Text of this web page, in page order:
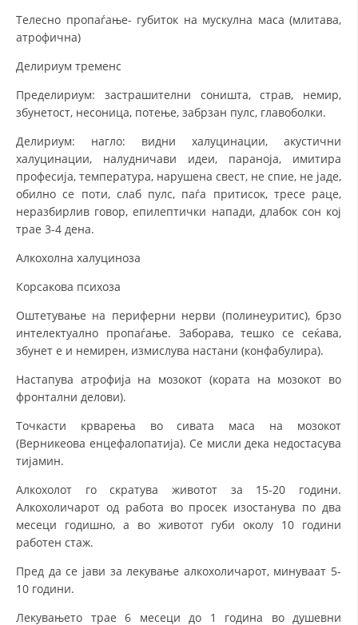
Телесно пропаѓање- губиток на мускулна маса (млитава,
атрофична)
Делириум тременс
Пределириум: застрашителни соништа, страв, немир,
збунетост, несоница, потење, забрзан пулс, главоболки.
Делириум: нагло: видни халуцинации, акустични
халуцинации, налудничави идеи, параноја, имитира
професија, температура, нарушена свест, не спие, не јаде,
обилно се поти, слаб пулс, паѓа притисок, тресе раце,
неразбирлив говор, епилептички напади, длабок сон кој
трае 3-4 дена.
Алкохолна халуциноза
Корсакова психоза
Оштетување на периферни нерви (полинеуритис), брзо
интелектуално пропаѓање. Заборава, тешко се сеќава,
збунет е и немирен, измислува настани (конфабулира).
Настапува атрофија на мозокот (кората на мозокот во
фронтални делови).
Точкасти крварења во сивата маса на мозокот
(Верникеова енцефалопатија). Се мисли дека недостасува
тијамин.
Алкохолот го скратува животот за 15-20 години.
Алкохоличарот од работа во просек изостанува по два
месеци годишно, а во животот губи околу 10 години
работен стаж.
Пред да се јави за лекување алкохоличарот, минуваат 5-
10 години.
Лекувањето трае 6 месеци до 1 година во душевни